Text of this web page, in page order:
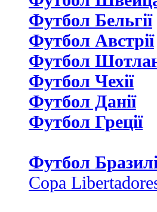
Футбол Бельгії
Футбол Австрії
Футбол
Футбол Чехії
Футбол Данії
Футбол Греції
Футбол
Copa